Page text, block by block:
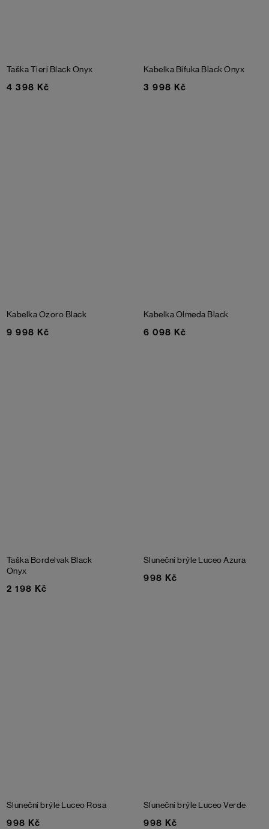
Taška Tieri Black Onyx
4 398 Kč
Kabelka Bifuka Black Onyx
3 998 Kč
Kabelka Ozoro Black
9 998 Kč
Kabelka Olmeda Black
6 098 Kč
Taška Bordelvak Black
Onyx
2 198 Kč
Sluneční brýle Luceo Azura
998 Kč
Sluneční brýle Luceo Rosa
998 Kč
Sluneční brýle Luceo Verde
998 Kč